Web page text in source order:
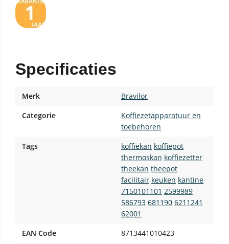
Specificaties
Merk
Bravilor
Categorie
Koffiezetapparatuur en
toebehoren
Tags
koffiekan koffiepot
thermoskan koffiezetter
theekan theepot
facilitair keuken kantine
7150101101 2599989
586793 681190 6211241
62001
EAN Code
8713441010423